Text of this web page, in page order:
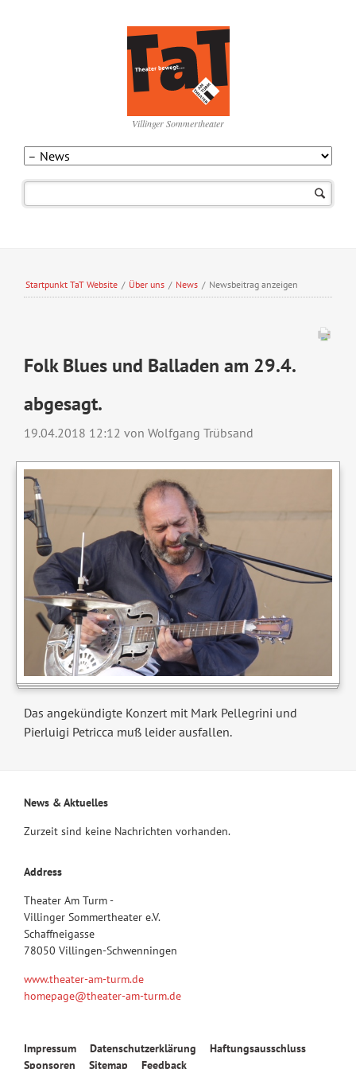
Villinger Sommertheater
Startpunkt TaT Website / Über uns / News / Newsbeitrag anzeigen
Folk Blues und Balladen am 29.4.
abgesagt.
19.04.2018 12:12 von Wolfgang Trübsand
Das angekündigte Konzert mit Mark Pellegrini und
Pierluigi Petricca muß leider ausfallen.
News & Aktuelles
Zurzeit sind keine Nachrichten vorhanden.
Address
Theater Am Turm -
Villinger Sommertheater e.V.
Schaffneigasse
78050 Villingen-Schwenningen
www.theater-am-turm.de
homepage@theater-am-turm.de
Navigation
überspringen
Impressum Datenschutzerklärung
Haftungsausschluss
Sponsoren
Sitemap Feedback